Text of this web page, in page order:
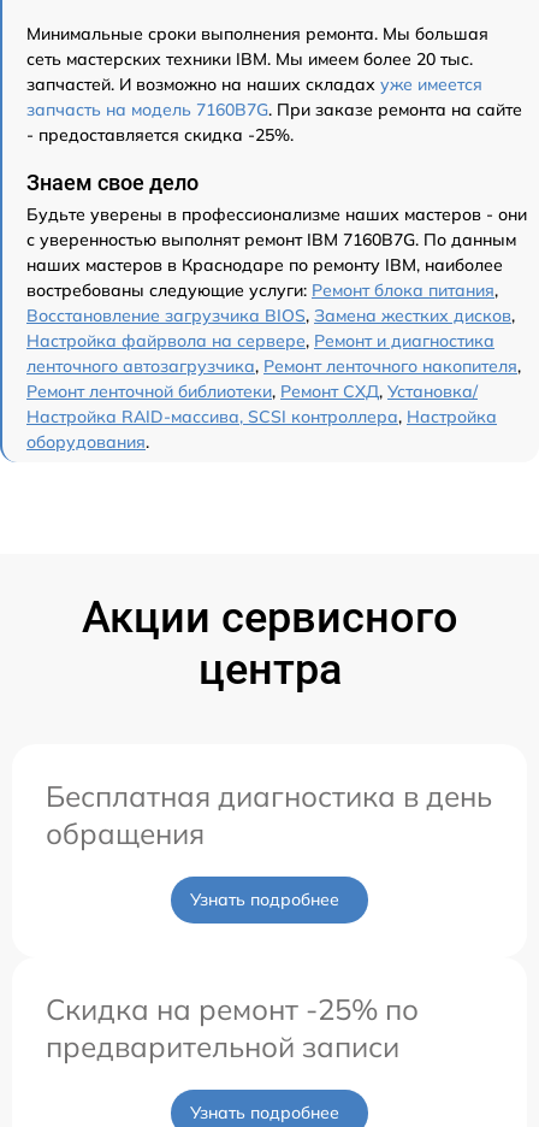
Минимальные сроки выполнения ремонта. Мы большая
сеть мастерских техники IBM. Мы имеем более 20 тыс.
запчастей. И возможно на наших складах уже имеется
запчасть на модель 7160B7G. При заказе ремонта на сайте
- предоставляется скидка -25%.
Знаем свое дело
Будьте уверены в профессионализме наших мастеров - они
с уверенностью выполнят ремонт IBM 7160B7G. По данным
наших мастеров в Краснодаре по ремонту IBM, наиболее
востребованы следующие услуги: Ремонт блока питания,
Восстановление загрузчика BIOS, Замена жестких дисков,
Настройка файрвола на сервере, Ремонт и диагностика
ленточного автозагрузчика, Ремонт ленточного накопителя,
Ремонт ленточной библиотеки, Ремонт СХД, Установка/
Настройка RAID-массива, SCSI контроллера, Настройка
оборудования.
Акции сервисного
центра
Бесплатная диагностика в день
обращения
Узнать подробнее
Скидка на ремонт -25% по
предварительной записи
Узнать подробнее